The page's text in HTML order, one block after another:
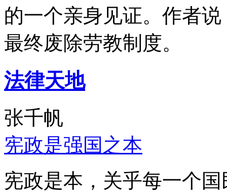
的一个亲身见证。作者
最终废除劳教制度。
法律天地
张千帆
宪政是强国之本
宪政是本，关乎每一个